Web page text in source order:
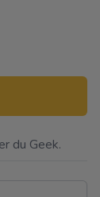
du Geek.